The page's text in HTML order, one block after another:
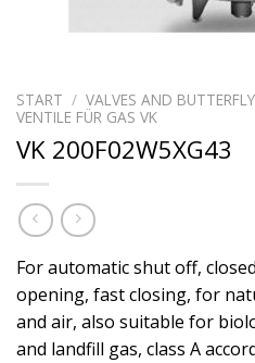
START / VALVES AND
VENTILE FÜR GAS VK
VK 200F02W5XG43
For automatic shut off,
opening, fast closing, for
and air, also suitable for
and landfill gas, class A